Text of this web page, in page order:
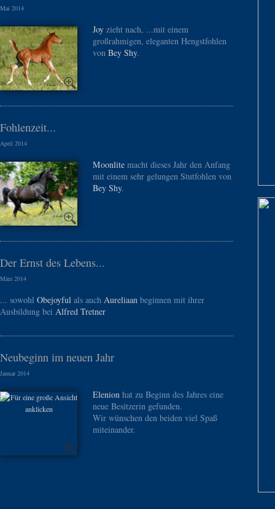
Mai 2014
Joy zieht nach, ...mit einem
großrahmigen, eleganten Hengstfohlen
von Bey Shy.
Fohlenzeit...
April 2014
Moonlite macht dieses Jahr den Anfang
mit einem sehr gelungen Stutfohlen von
Bey Shy.
Der Ernst des Lebens...
März 2014
... sowohl Obejoyful als auch Aureliaan beginnen mit ihrer
Ausbildung bei Alfred Tretner
Neubeginn im neuen Jahr
Januar 2014
Elenion hat zu Beginn des Jahres eine
neue Besitzerin gefunden.
Wir wünschen den beiden viel Spaß
miteinander.